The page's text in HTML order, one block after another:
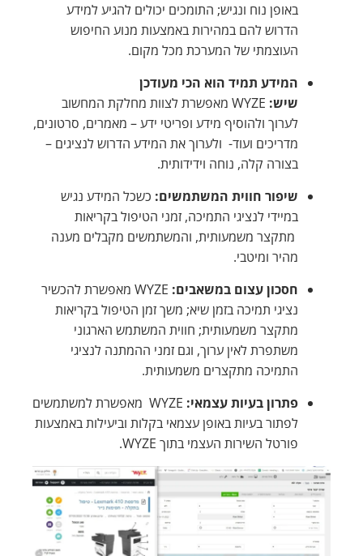
באופן נוח ונגיש; התומכים יכולים להגיע למידע
הדרוש להם במהירות באמצעות מנוע החיפוש
העוצמתי של המערכת מכל מקום.
המידע תמיד הוא הכי מעודכן
שיש:
WYZE מאפשרת לצוות מחלקת המחשוב
לערוך ולהוסיף מידע ופריטי ידע – מאמרים, סרטונים,
מדריכים ועוד- ולערוך את המידע הדרוש לנציגים –
בצורה קלה, נוחה וידידותית.
שיפור חווית המשתמשים: כשכל המידע נגיש
במיידי לנציגי התמיכה, זמני הטיפול בקריאות
מתקצר משמעותית, והמשתמשים מקבלים מענה
מהיר ומיטבי.
חסכון עצום במשאבים:
WYZE מאפשרת להכשיר
נציגי תמיכה בזמן שיא; משך זמן הטיפול בקריאות
מתקצר משמעותית; חווית המשתמש הארגוני
משתפרת לאין ערוך, וגם זמני ההמתנה לנציגי
התמיכה מתקצרים משמעותית.
פתרון בעיות עצמאי:
WYZE מאפשרת למשתמשים
לפתור בעיות באופן עצמאי בקלות וביעילות באמצעות
פורטל השירות העצמי בתוך WYZE.